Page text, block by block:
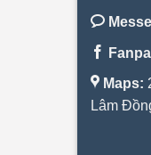
Maps:
Lâm